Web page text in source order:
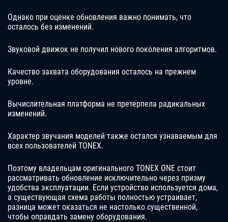
Однако при оценке обновления важно понимать, что
осталось без изменений.
Звуковой движок не получил нового поколения алгоритмов.
Качество захвата оборудования осталось на прежнем
уровне.
Вычислительная платформа не претерпела радикальных
изменений.
Характер звучания моделей также остался узнаваемым для
всех пользователей TONEX.
Поэтому владельцам оригинального TONEX ONE стоит
рассматривать обновление исключительно через призму
удобства эксплуатации. Если устройство используется дома,
а существующая схема работы полностью устраивает,
разница может оказаться не настолько существенной,
чтобы оправдать замену оборудования.